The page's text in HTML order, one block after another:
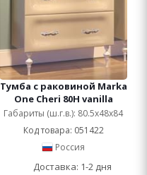
Тумба с раковиной Marka
One Cheri 80Н vanilla
Габариты (ш.г.в.): 80.5x48x84
Код товара: 051422
Россия
Доставка: 1-2 дня